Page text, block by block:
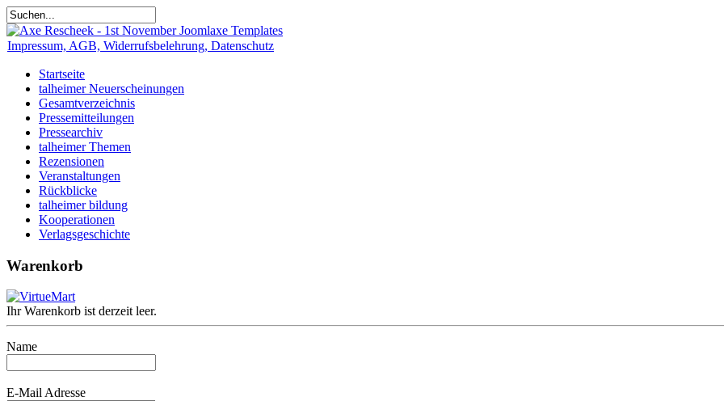
Impressum, AGB, Widerrufsbelehrung, Datenschutz
Startseite
talheimer Neuerscheinungen
Gesamtverzeichnis
Pressemitteilungen
Pressearchiv
talheimer Themen
Rezensionen
Veranstaltungen
Rückblicke
talheimer bildung
Kooperationen
Verlagsgeschichte
Warenkorb
Ihr Warenkorb ist derzeit leer.
Name
E-Mail Adresse